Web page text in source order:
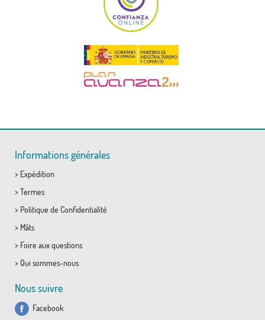
Informations générales
> Expédition
> Termes
> Politique de Confidentialité
> Mâts
> Foire aux questions
> Qui sommes-nous
Nous suivre
Facebook